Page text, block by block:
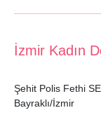
İzmir Kadın
Şehit Polis Fethi
Bayraklı/İzmir